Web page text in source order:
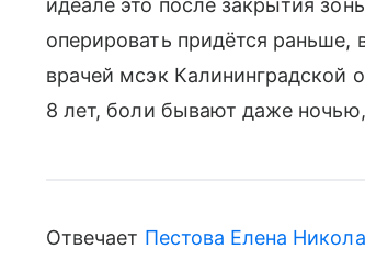
идеале это после закрытия
оперировать придётся
врачей мсэк Калининградской
8 лет, боли бывают даже
Отвечает Пестова Елена